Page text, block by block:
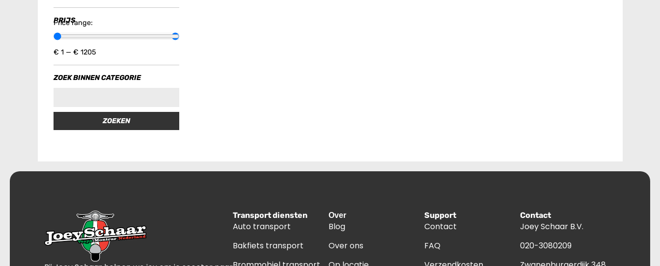
PRIJS
Price range:
€ 1 — € 1205
ZOEK BINNEN CATEGORIE
ZOEKEN
Transport diensten
Auto transport
Bakfiets transport
Over
Blog
Over ons
Support
Contact
FAQ
Contact
Joey Schaar B.V.
020-3080209